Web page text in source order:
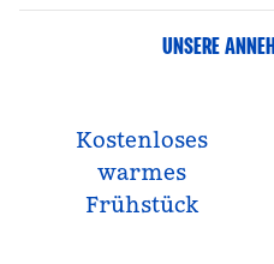
UNSERE
Kostenloses
warmes
Frühstück